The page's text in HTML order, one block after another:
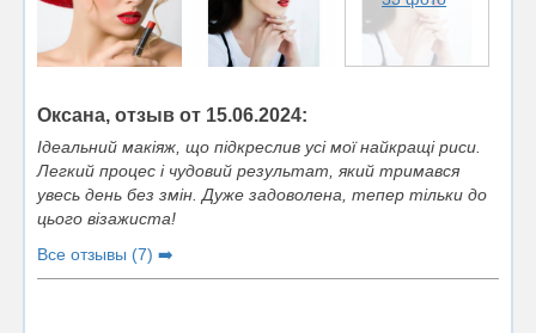
Оксана, отзыв от 15.06.2024:
Ідеальний макіяж, що підкреслив усі мої найкращі риси.
Легкий процес і чудовий результат, який тримався
увесь день без змін. Дуже задоволена, тепер тільки до
цього візажиста!
Все отзывы (7) ➡️